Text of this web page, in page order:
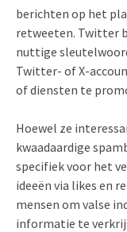
berichten op het
retweeten. Twitter
nuttige
Twitter- of X-
of diensten te
Hoewel ze
kwaadaardige
specifiek voor het
ideeën via likes en
mensen om valse
informatie te